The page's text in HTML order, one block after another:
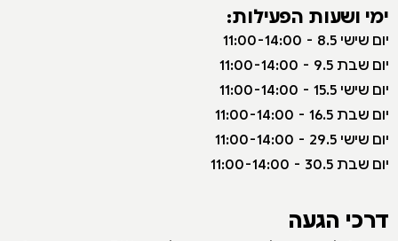
ימי ושעות הפעילות:
יום שישי 8.5 - 11:00-14:00
יום שבת 9.5 - 11:00-14:00
יום שישי 15.5 - 11:00-14:00
יום שבת 16.5 - 11:00-14:00
יום שישי 29.5 - 11:00-14:00
יום שבת 30.5 - 11:00-14:00
דרכי הגעה